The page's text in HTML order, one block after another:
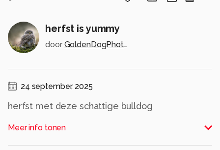
herfst is yummy
door GoldenDogPhotography
24 september, 2025
herfst met deze schattige bulldog
Alle rechten voorbehouden
Meer info tonen